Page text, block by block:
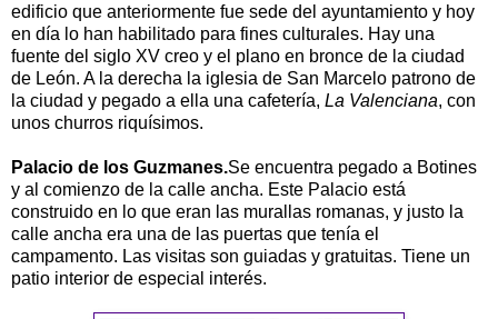
edificio que anteriormente fue sede del ayuntamiento y hoy
en día lo han habilitado para fines culturales. Hay una
fuente del siglo XV creo y el plano en bronce de la ciudad
de León. A la derecha la iglesia de San Marcelo patrono de
la ciudad y pegado a ella una cafetería, La Valenciana, con
unos churros riquísimos.
Palacio de los Guzmanes.Se encuentra pegado a Botines
y al comienzo de la calle ancha. Este Palacio está
construido en lo que eran las murallas romanas, y justo la
calle ancha era una de las puertas que tenía el
campamento. Las visitas son guiadas y gratuitas. Tiene un
patio interior de especial interés.